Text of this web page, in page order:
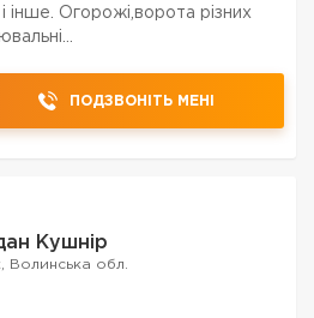
інше. Огорожі,ворота різних
ПОДЗВОНІТЬ МЕНІ
Кушнір
Волинська обл.